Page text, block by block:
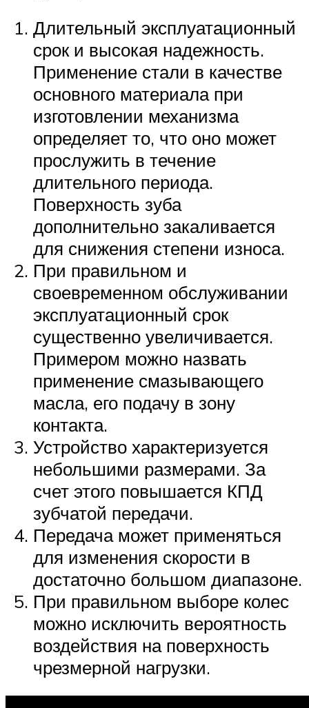
Длительный эксплуатационный
срок и высокая надежность.
Применение стали в качестве
основного материала при
изготовлении механизма
определяет то, что оно может
прослужить в течение
длительного периода.
Поверхность зуба
дополнительно закаливается
для снижения степени износа.
При правильном и
своевременном обслуживании
эксплуатационный срок
существенно увеличивается.
Примером можно назвать
применение смазывающего
масла, его подачу в зону
контакта.
Устройство характеризуется
небольшими размерами. За
счет этого повышается КПД
зубчатой передачи.
Передача может применяться
для изменения скорости в
достаточно большом диапазоне.
При правильном выборе колес
можно исключить вероятность
воздействия на поверхность
чрезмерной нагрузки.